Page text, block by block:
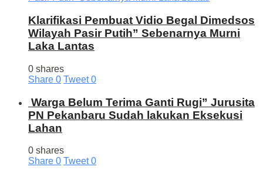
Klarifikasi Pembuat Vidio Begal Dimedsos
Wilayah Pasir Putih” Sebenarnya Murni
Laka Lantas
0 shares
Share 0 Tweet 0
Warga Belum Terima Ganti Rugi” Jurusita
PN Pekanbaru Sudah lakukan Eksekusi
Lahan
0 shares
Share 0 Tweet 0